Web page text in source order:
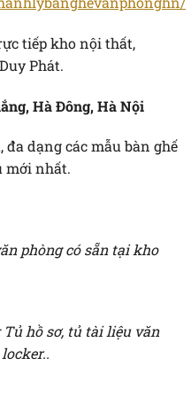
tiếp kho nội thất,
Phát.
Hà Đông, Hà Nội
dạng các mẫu bàn ghế
mới nhất.
phòng có sẵn tại kho
Tủ hồ sơ, tủ tài liệu văn